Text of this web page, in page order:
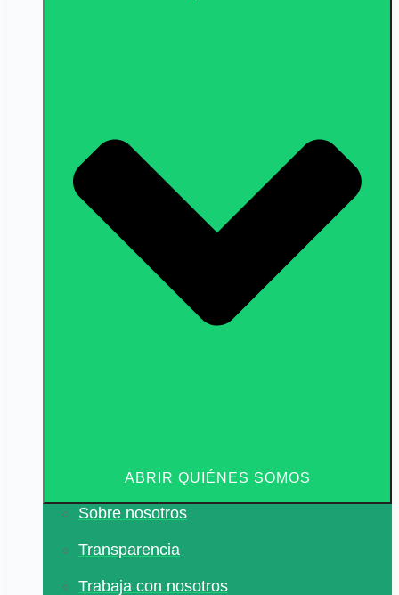
ABRIR QUIÉNES SOMOS
Sobre nosotros
Transparencia
Trabaja con nosotros